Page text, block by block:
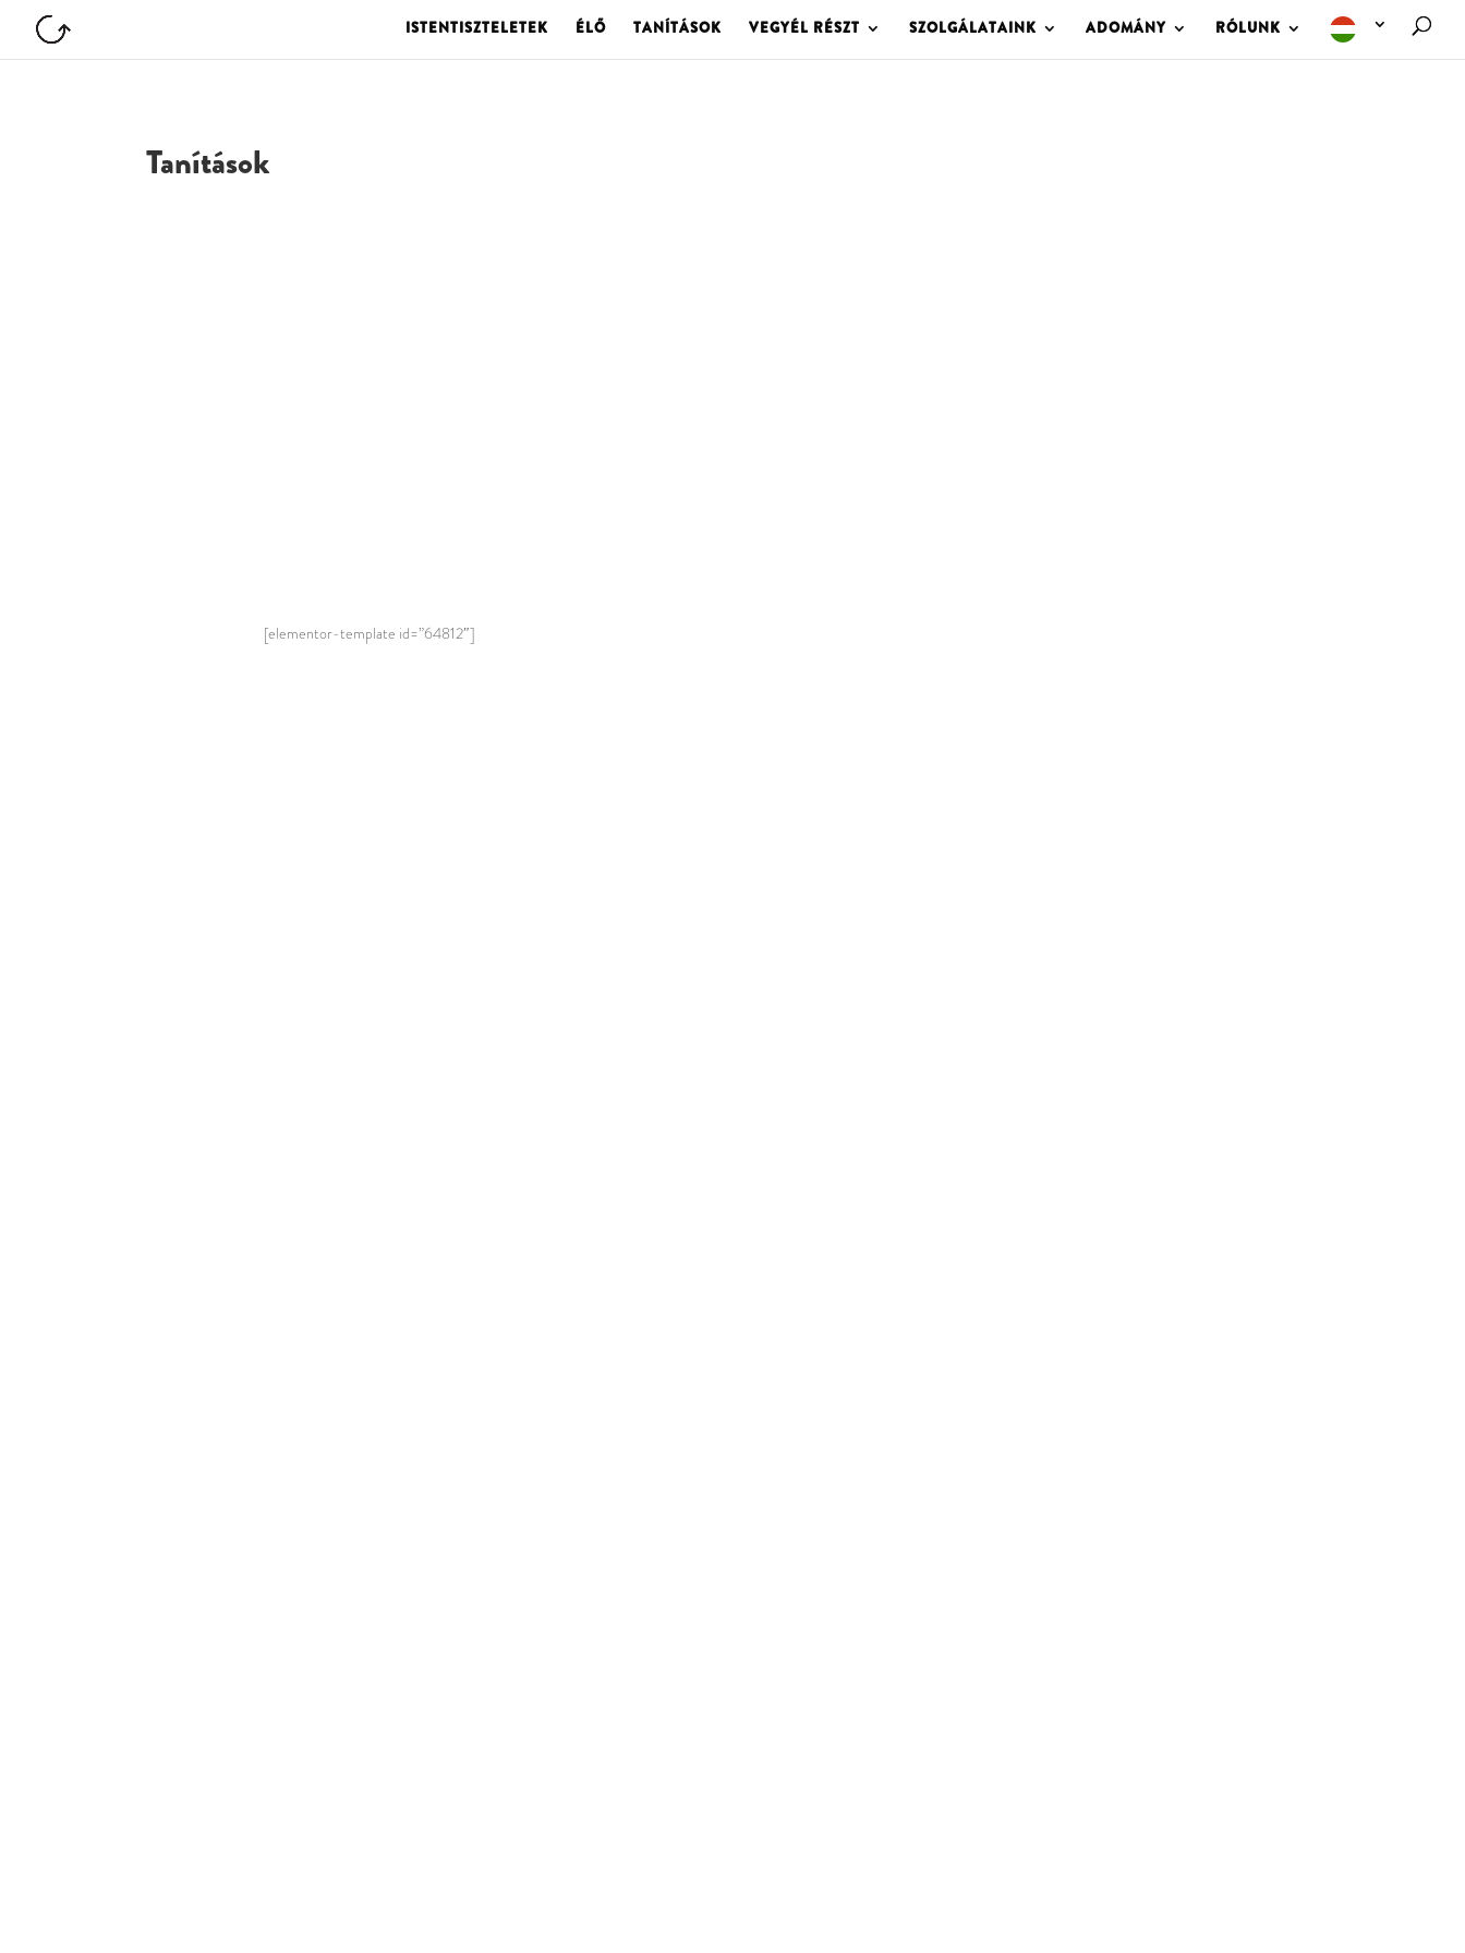
ISTENTISZTELETEK ÉLŐ TANÍTÁSOK VEGYÉL RÉSZT SZOLGÁLATAINK ADOMÁNY RÓLUNK
Tanítások
[elementor-template id=”64812″]